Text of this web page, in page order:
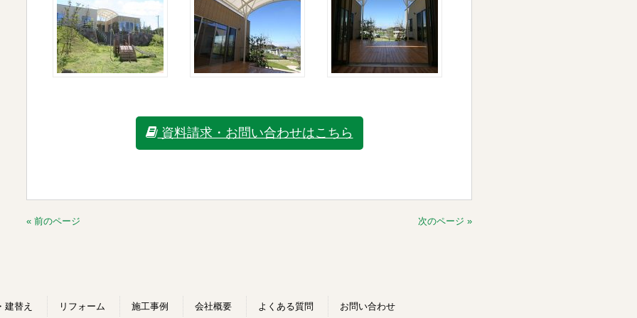
資料請求・お問い合わせはこちら
« 前のページ 次のページ »
建替え リフォーム 施工事例 会社概要 よくある質問 お問い合わせ